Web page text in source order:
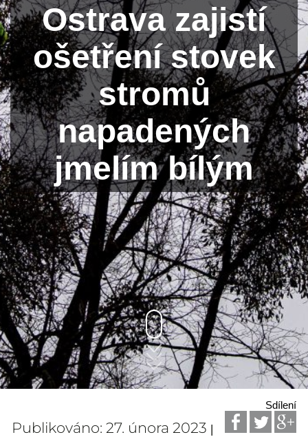
Ostrava zajistí
ošetření stovek
stromů
napadených
jmelím bílým
Sdílení
Publikováno: 27. února 2023 |